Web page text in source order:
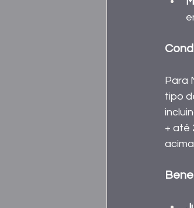
Para
tipo
+ até